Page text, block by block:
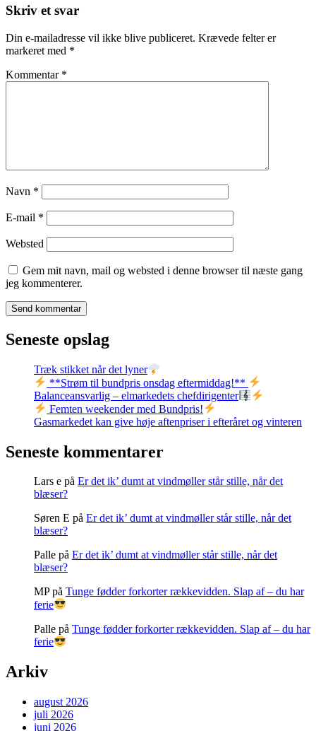
Skriv et svar
Din e-mailadresse vil ikke blive publiceret. Krævede felter er
markeret med *
Kommentar *
Navn *
E-mail *
Websted
Gem mit navn, mail og websted i denne browser til næste gang
jeg kommenterer.
Seneste opslag
Træk stikket når det lyner
**Strøm til bundpris onsdag eftermiddag!**
Balanceansvarlig – elmarkedets chefdirigenter
Femten weekender med Bundpris!
Gasmarkedet kan give høje aftenpriser i efteråret og vinteren
Seneste kommentarer
Lars e på Er det ik’ dumt at vindmøller står stille, når det
blæser?
Søren E på Er det ik’ dumt at vindmøller står stille, når det
blæser?
Palle på Er det ik’ dumt at vindmøller står stille, når det
blæser?
MPpå Tunge fødder forkorter rækkevidden. Slap af – du har
ferie
Palle på Tunge fødder forkorter rækkevidden. Slap af – du har
ferie
Arkiv
august 2026
juli 2026
juni 2026